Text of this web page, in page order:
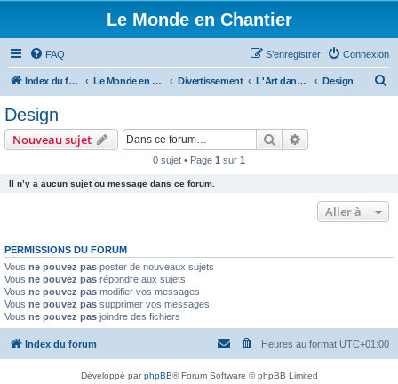
Le Monde en Chantier
FAQ Connexion
S’enregistrer
Index du forum Le Monde en Chantier Divertissement L'Art dans tous ses états Design
Design
Nouveau sujet Rechercher
0 sujet • Page 1 sur 1
Il n’y a aucun sujet ou message dans ce forum.
Aller à
PERMISSIONS DU FORUM
Vous ne pouvez pas poster de nouveaux sujets
Vous ne pouvez pas répondre aux sujets
Vous ne pouvez pas modifier vos messages
Vous ne pouvez pas supprimer vos messages
Vous ne pouvez pas joindre des fichiers
Index du forum Heures au format UTC+01:00
Développé parphpBB® Forum Software © phpBB Limited